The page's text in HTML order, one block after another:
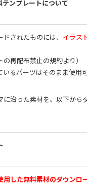
ンプレートについて
されたものには、 イラス
の再配布禁止の規約より）
いるパーツはそのまま使用可
に沿った素材を、以下から
用した無料素材のダウンロ